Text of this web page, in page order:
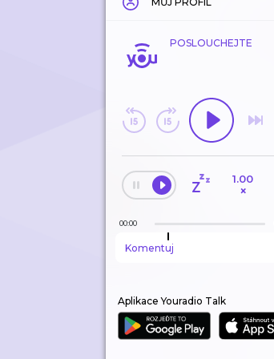
POSLOUCHEJTE
1.00
×
00:00
Komentuj
Aplikace Youradio Talk